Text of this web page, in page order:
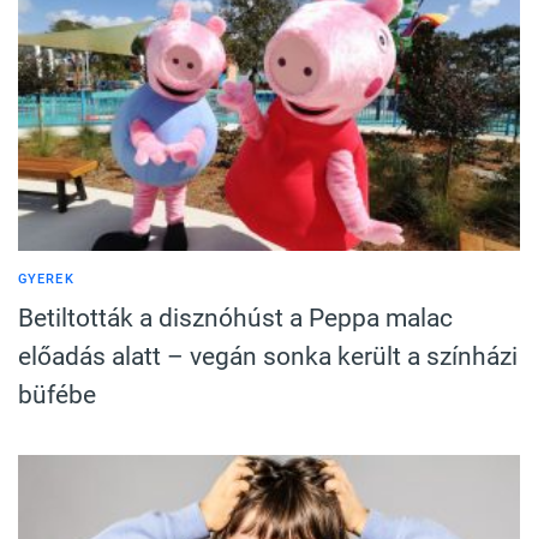
GYEREK
Betiltották a disznóhúst a Peppa malac
előadás alatt – vegán sonka került a színházi
büfébe